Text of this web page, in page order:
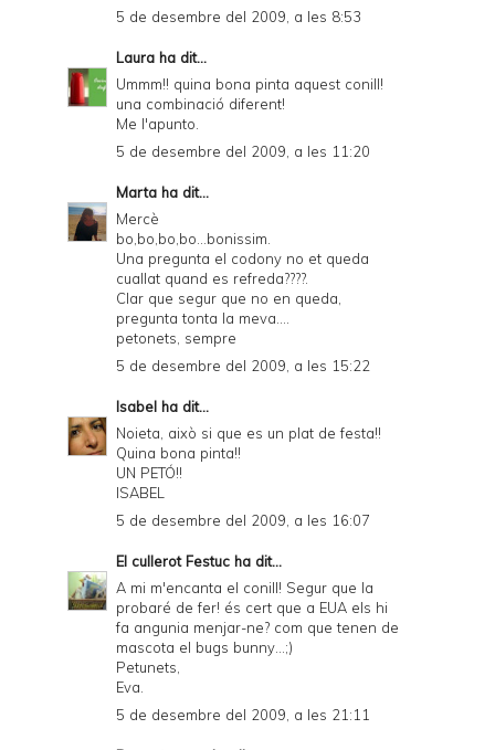
5 de desembre del 2009, a les 8:53
Laura ha dit...
Ummm!! quina bona pinta aquest conill!
una combinació diferent!
Me l'apunto.
5 de desembre del 2009, a les 11:20
Marta ha dit...
Mercè
bo,bo,bo,bo...bonissim.
Una pregunta el codony no et queda
cuallat quand es refreda????.
Clar que segur que no en queda,
pregunta tonta la meva....
petonets, sempre
5 de desembre del 2009, a les 15:22
Isabel ha dit...
Noieta, això si que es un plat de festa!!
Quina bona pinta!!
UN PETÓ!!
ISABEL
5 de desembre del 2009, a les 16:07
El cullerot Festuc ha dit...
A mi m'encanta el conill! Segur que la
probaré de fer! és cert que a EUA els hi
fa angunia menjar-ne? com que tenen de
mascota el bugs bunny...;)
Petunets,
Eva.
5 de desembre del 2009, a les 21:11